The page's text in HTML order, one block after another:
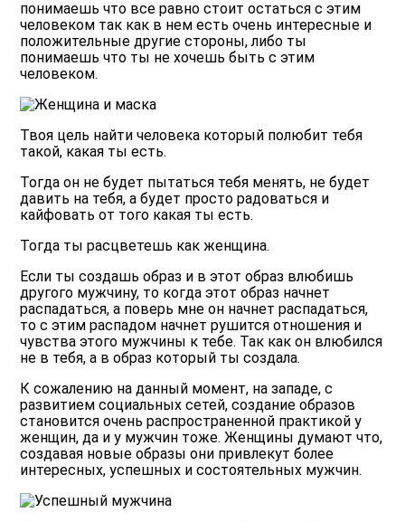
понимаешь что все равно стоит остаться с этим
человеком так как в нем есть очень интересные и
положительные другие стороны, либо ты
понимаешь что ты не хочешь быть с этим
человеком.
Твоя цель найти человека который полюбит тебя
такой, какая ты есть.
Тогда он не будет пытаться тебя менять, не будет
давить на тебя, а будет просто радоваться и
кайфовать от того какая ты есть.
Тогда ты расцветешь как женщина.
Если ты создашь образ и в этот образ влюбишь
другого мужчину, то когда этот образ начнет
распадаться, а поверь мне он начнет распадаться,
то с этим распадом начнет рушится отношения и
чувства этого мужчины к тебе. Так как он влюбился
не в тебя, а в образ который ты создала.
К сожалению на данный момент, на западе, с
развитием социальных сетей, создание образов
становится очень распространенной практикой у
женщин, да и у мужчин тоже. Женщины думают что,
создавая новые образы они привлекут более
интересных, успешных и состоятельных мужчин.